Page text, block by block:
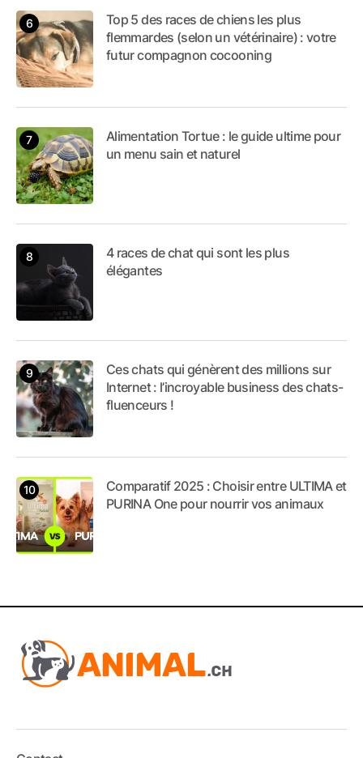
Top 5 des races de chiens les plus
flemmardes (selon un vétérinaire) : votre
futur compagnon cocooning
Alimentation Tortue : le guide ultime pour
un menu sain et naturel
4 races de chat qui sont les plus
élégantes
Ces chats qui génèrent des millions sur
Internet : l’incroyable business des chats-
fluenceurs !
Comparatif 2025 : Choisir entre ULTIMA et
PURINA One pour nourrir vos animaux